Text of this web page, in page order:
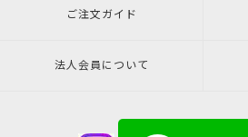
ご注文ガイド
法人会員について